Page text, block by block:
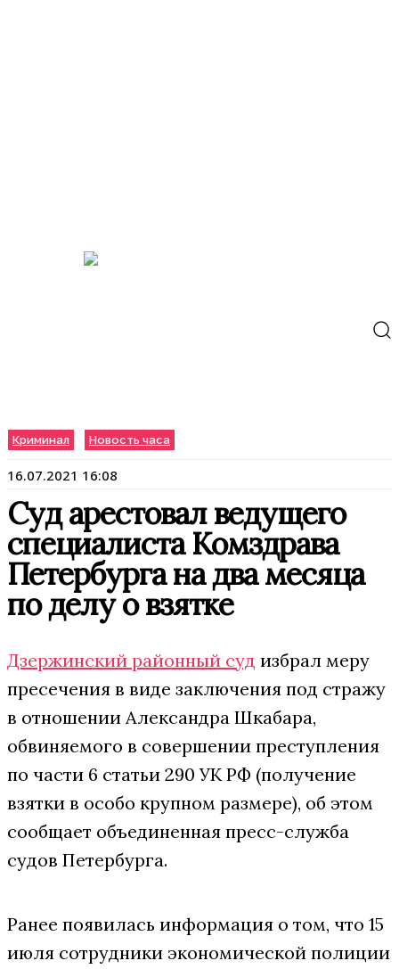
Криминал Новость часа
16.07.2021 16:08
Суд арестовал ведущего
специалиста Комздрава
Петербурга на два месяца
по делу о взятке
Дзержинский районный суд избрал меру
пресечения в виде заключения под стражу
в отношении Александра Шкабара,
обвиняемого в совершении преступления
по части 6 статьи 290 УК РФ (получение
взятки в особо крупном размере), об этом
сообщает объединенная пресс-служба
судов Петербурга.
Ранее появилась информация о том, что 15
июля сотрудники экономической полиции